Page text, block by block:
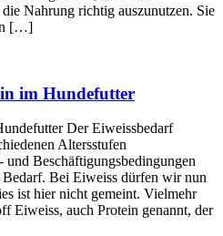
Nahrung richtig auszunutzen. Sie
[…]
im Hundefutter
Der Eiweissbedarf
Altersstufen
Beschäftigungsbedingungen
Bei Eiweiss dürfen wir nun
ist hier nicht gemeint. Vielmehr
Eiweiss, auch Protein genannt, der